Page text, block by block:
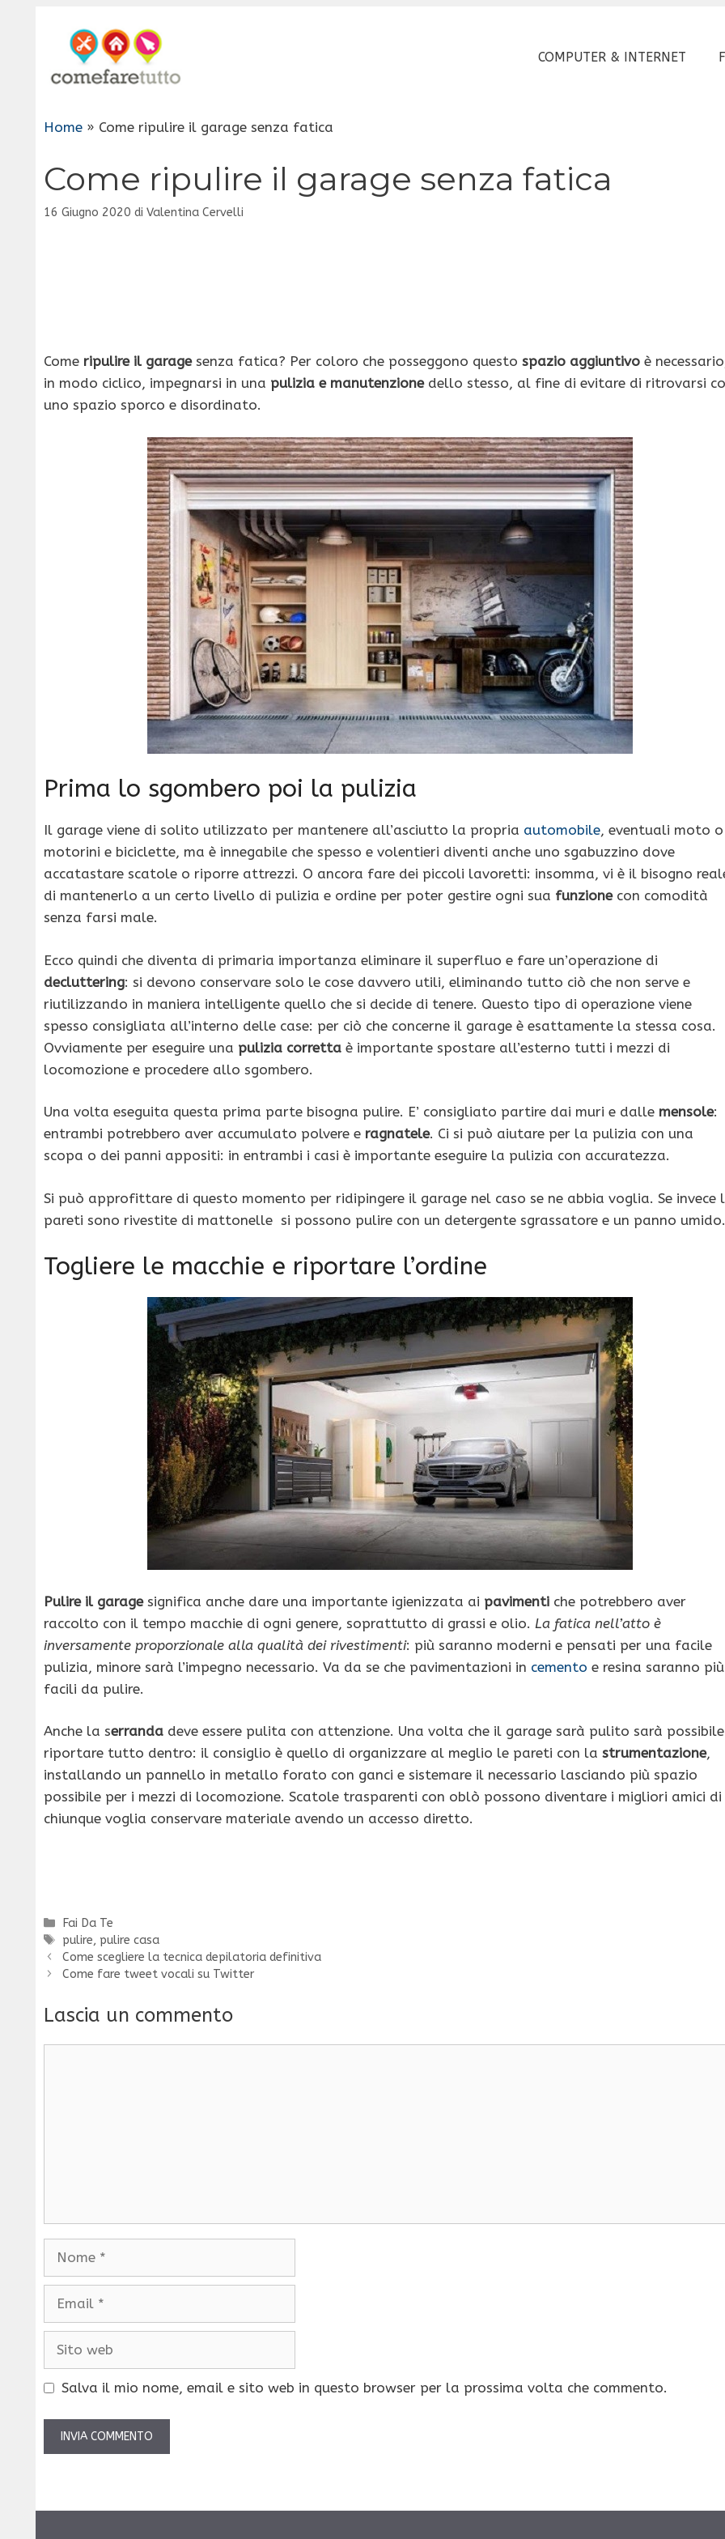
COMPUTER & INTERNET
Home » Come ripulire il garage senza fatica
Come ripulire il garage senza fatica
16 Giugno 2020 di Valentina Cervelli
Come ripulire il garagesenza fatica? Per coloro che posseggono questo spazio aggiuntivo è
in modo ciclico, impegnarsi in una pulizia e manutenzionedello stesso, al fine di evitare di ritrovarsi
uno spazio sporco e disordinato.
Prima lo sgombero poi la pulizia
Il garage viene di solito utilizzato per mantenere all’asciutto la propria automobile, eventuali moto o
motorini e biciclette, ma è innegabile che spesso e volentieri diventi anche uno sgabuzzino dove
accatastare scatole o riporre attrezzi. O ancora fare dei piccoli lavoretti: insomma, vi è il bisogno
di mantenerlo a un certo livello di pulizia e ordine per poter gestire ogni sua funzionecon comodità
senza farsi male.
Ecco quindi che diventa di primaria importanza eliminare il superfluo e fare un’operazione di
decluttering: si devono conservare solo le cose davvero utili, eliminando tutto ciò che non serve e
riutilizzando in maniera intelligente quello che si decide di tenere. Questo tipo di operazione viene
spesso consigliata all’interno delle case: per ciò che concerne il garage è esattamente la stessa cosa.
Ovviamente per eseguire una pulizia corretta è importante spostare all’esterno tutti i mezzi di
locomozione e procedere allo sgombero.
Una volta eseguita questa prima parte bisogna pulire. E’ consigliato partire dai muri e dalle mensole:
entrambi potrebbero aver accumulato polvere e ragnatele. Ci si può aiutare per la pulizia con una
scopa o dei panni appositi: in entrambi i casi è importante eseguire la pulizia con accuratezza.
Si può approfittare di questo momento per ridipingere il garage nel caso se ne abbia voglia. Se invece
pareti sono rivestite di mattonelle si possono pulire con un detergente sgrassatore e un panno umido.
Togliere le macchie e riportare l’ordine
Pulire il garagesignifica anche dare una importante igienizzata ai pavimenti che potrebbero aver
raccolto con il tempo macchie di ogni genere, soprattutto di grassi e olio. La fatica nell’atto è
inversamente proporzionale alla qualità dei rivestimenti: più saranno moderni e pensati per una facile
pulizia, minore sarà l’impegno necessario. Va da se che pavimentazioni in cemento e resina saranno più
facili da pulire.
Anche la serranda deve essere pulita con attenzione. Una volta che il garage sarà pulito sarà possibile
riportare tutto dentro: il consiglio è quello di organizzare al meglio le pareti con la strumentazione,
installando un pannello in metallo forato con ganci e sistemare il necessario lasciando più spazio
possibile per i mezzi di locomozione. Scatole trasparenti con oblò possono diventare i migliori amici di
chiunque voglia conservare materiale avendo un accesso diretto.
Categorie
Fai Da Te
Tag
pulire, pulire casa
Come scegliere la tecnica depilatoria definitiva
Come fare tweet vocali su Twitter
Lascia un commento
Salva il mio nome, email e sito web in questo browser per la prossima volta che commento.